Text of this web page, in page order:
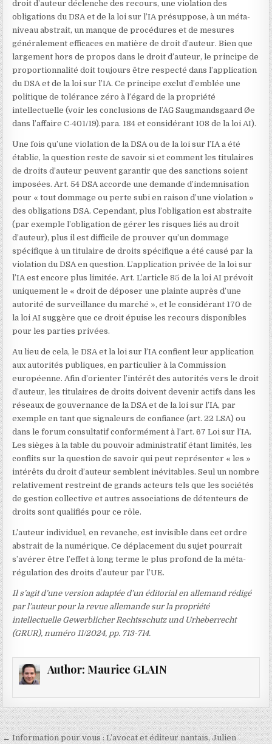
droit d’auteur déclenche des recours, une violation des
obligations du DSA et de la loi sur l’IA présuppose, à un méta-
niveau abstrait, un manque de procédures et de mesures
généralement efficaces en matière de droit d’auteur. Bien que
largement hors de propos dans le droit d’auteur, le principe de
proportionnalité doit toujours être respecté dans l’application
du DSA et de la loi sur l’IA. Ce principe exclut d’emblée une
politique de tolérance zéro à l’égard de la propriété
intellectuelle (voir les conclusions de l’AG Saugmandsgaard Øe
dans l’affaire C-401/19).para. 184 et considérant 108 de la loi AI).
Une fois qu’une violation de la DSA ou de la loi sur l’IA a été
établie, la question reste de savoir si et comment les titulaires
de droits d’auteur peuvent garantir que des sanctions soient
imposées. Art. 54 DSA accorde une demande d’indemnisation
pour « tout dommage ou perte subi en raison d’une violation »
des obligations DSA. Cependant, plus l’obligation est abstraite
(par exemple l’obligation de gérer les risques liés au droit
d’auteur), plus il est difficile de prouver qu’un dommage
spécifique à un titulaire de droits spécifique a été causé par la
violation du DSA en question. L’application privée de la loi sur
l’IA est encore plus limitée. Art. L’article 85 de la loi AI prévoit
uniquement le « droit de déposer une plainte auprès d’une
autorité de surveillance du marché », et le considérant 170 de
la loi AI suggère que ce droit épuise les recours disponibles
pour les parties privées.
Au lieu de cela, le DSA et la loi sur l’IA confient leur application
aux autorités publiques, en particulier à la Commission
européenne. Afin d’orienter l’intérêt des autorités vers le droit
d’auteur, les titulaires de droits doivent devenir actifs dans les
réseaux de gouvernance de la DSA et de la loi sur l’IA, par
exemple en tant que signaleurs de confiance (art. 22 LSA) ou
dans le forum consultatif conformément à l’art. 67 Loi sur l’IA.
Les sièges à la table du pouvoir administratif étant limités, les
conflits sur la question de savoir qui peut représenter « les »
intérêts du droit d’auteur semblent inévitables. Seul un nombre
relativement restreint de grands acteurs tels que les sociétés
de gestion collective et autres associations de détenteurs de
droits sont qualifiés pour ce rôle.
L’auteur individuel, en revanche, est invisible dans cet ordre
abstrait de la numérique. Ce déplacement du sujet pourrait
s’avérer être l’effet à long terme le plus profond de la méta-
régulation des droits d’auteur par l’UE.
Il s’agit d’une version adaptée d’un éditorial en allemand rédigé
par l’auteur pour la revue allemande sur la propriété
intellectuelle Gewerblicher Rechtsschutz und Urheberrecht
(GRUR), numéro 11/2024, pp. 713-714.
Author: Maurice GLAIN
← Information pour vous : L’avocat et éditeur nantais, Julien